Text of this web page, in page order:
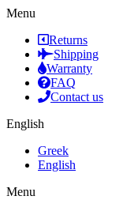
Menu
Returns
Shipping
Warranty
FAQ
Contact us
English
Greek
English
Menu